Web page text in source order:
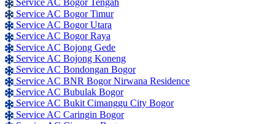
Service AC Bogor Tengah
Service AC Bogor Timur
Service AC Bogor Utara
Service AC Bogor Raya
Service AC Bojong Gede
Service AC Bojong Koneng
Service AC Bondongan Bogor
Service AC BNR Bogor Nirwana Residence
Service AC Bubulak Bogor
Service AC Bukit Cimanggu City Bogor
Service AC Caringin Bogor